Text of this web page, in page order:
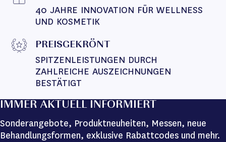
40 JAHRE INNOVATION FÜR WELLNESS
UND KOSMETIK
PREISGEKRÖNT
SPITZENLEISTUNGEN DURCH
ZAHLREICHE AUSZEICHNUNGEN
BESTÄTIGT
IMMER AKTUELL INFORMIERT
Sonderangebote, Produktneuheiten, Messen, neue
Behandlungsformen, exklusive Rabattcodes und mehr.